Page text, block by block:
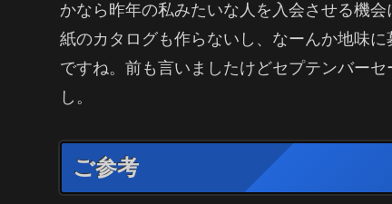
かなら昨年の私みたいな人を入会させる機
紙のカタログも作らないし、なーんか地味
ですね。前も言いましたけどセプテンバー
し。
ご参考